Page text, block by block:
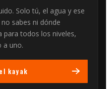
Solo tú, el agua y ese
sabes ni dónde
para todos los niveles,
a uno.
kayak